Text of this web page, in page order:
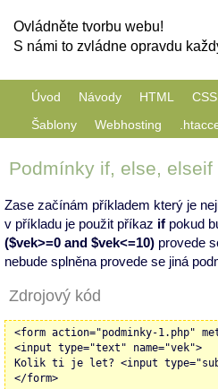
Ovládněte tvorbu webu!
S námi to zvládne opravdu
Úvod Návody HTML CSS
Šablony
Webhosting
Podmínky if, else, elseif
Zase začínám příkladem který je
v příkladu je použit příkaz if pokud
($vek>=0 and $vek<=10) provede
nebude splněna provede se jiná
Zdrojový kód
<form action="podminky-1.php"
<input type="text" name="vek">
Kolik ti je let? <input
</form>